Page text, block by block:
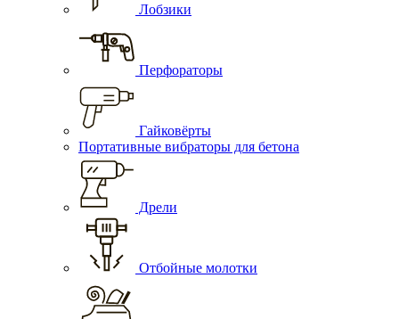
Лобзики
Перфораторы
Гайковёрты
Портативные вибраторы для бетона
Дрели
Отбойные молотки